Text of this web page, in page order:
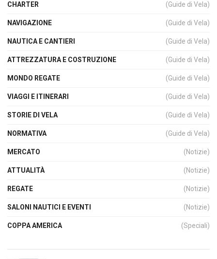
CHARTER (Guide di Vela)
NAVIGAZIONE (Guide di Vela)
NAUTICA E CANTIERI (Guide di Vela)
ATTREZZATURA E COSTRUZIONE (Guide di Vela)
MONDO REGATE (Guide di Vela)
VIAGGI E ITINERARI (Guide di Vela)
STORIE DI VELA (Guide di Vela)
NORMATIVA (Guide di Vela)
MERCATO (Notizie)
ATTUALITÀ (Notizie)
REGATE (Notizie)
SALONI NAUTICI E EVENTI (Notizie)
COPPA AMERICA (Speciali)